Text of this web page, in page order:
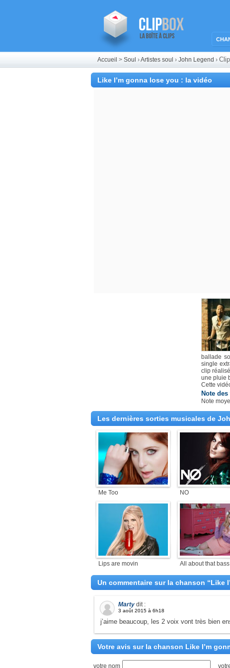
Accueil > Soul ›Artistes soul › John Legend ›
Like I’m gonna lose you : la vidéo
ballade
single
clip
une pluie
Cette
Note
Note
Les dernières sorties musicales de
Me Too NO
Lips are movin All about that bass
Un commentaire sur la chanson “Like
Marty dit :
3 août 2015 à 6h18
j’aime beaucoup, les 2 voix vont très bien
Votre avis sur la chanson Like I’m
votre nom